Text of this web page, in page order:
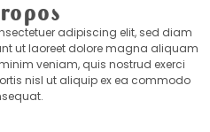
adipiscing elit, sed diam
ut laoreet dolore magna aliquam
veniam, quis nostrud exerci
nisl ut aliquip ex ea commodo